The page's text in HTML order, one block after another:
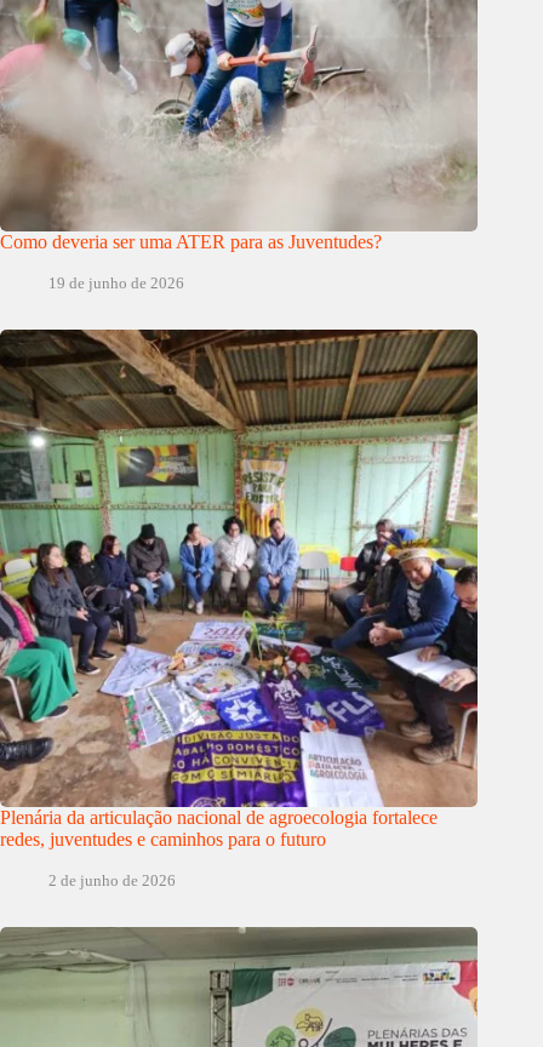
Como deveria ser uma ATER para as Juventudes?
19 de junho de 2026
Plenária da articulação nacional de agroecologia fortalece
redes, juventudes e caminhos para o futuro
2 de junho de 2026